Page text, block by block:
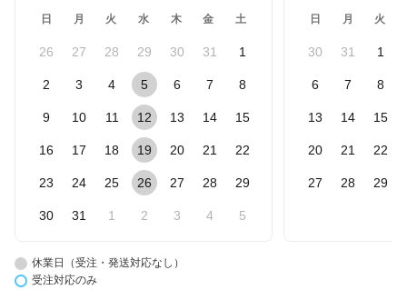
日 月 火 水 木 金 土
26 27 28 29 30 31 1
2 3 4 5 6 7 8
9 10 11 12 13 14 15
16 17 18 19 20 21 22
23 24 25 26 27 28 29
30 31 1 2 3 4 5
日 月 火
30 31 1
6 7 8
13 14 15
20 21 22
27 28 29
休業日（受注・発送対応なし）
受注対応のみ